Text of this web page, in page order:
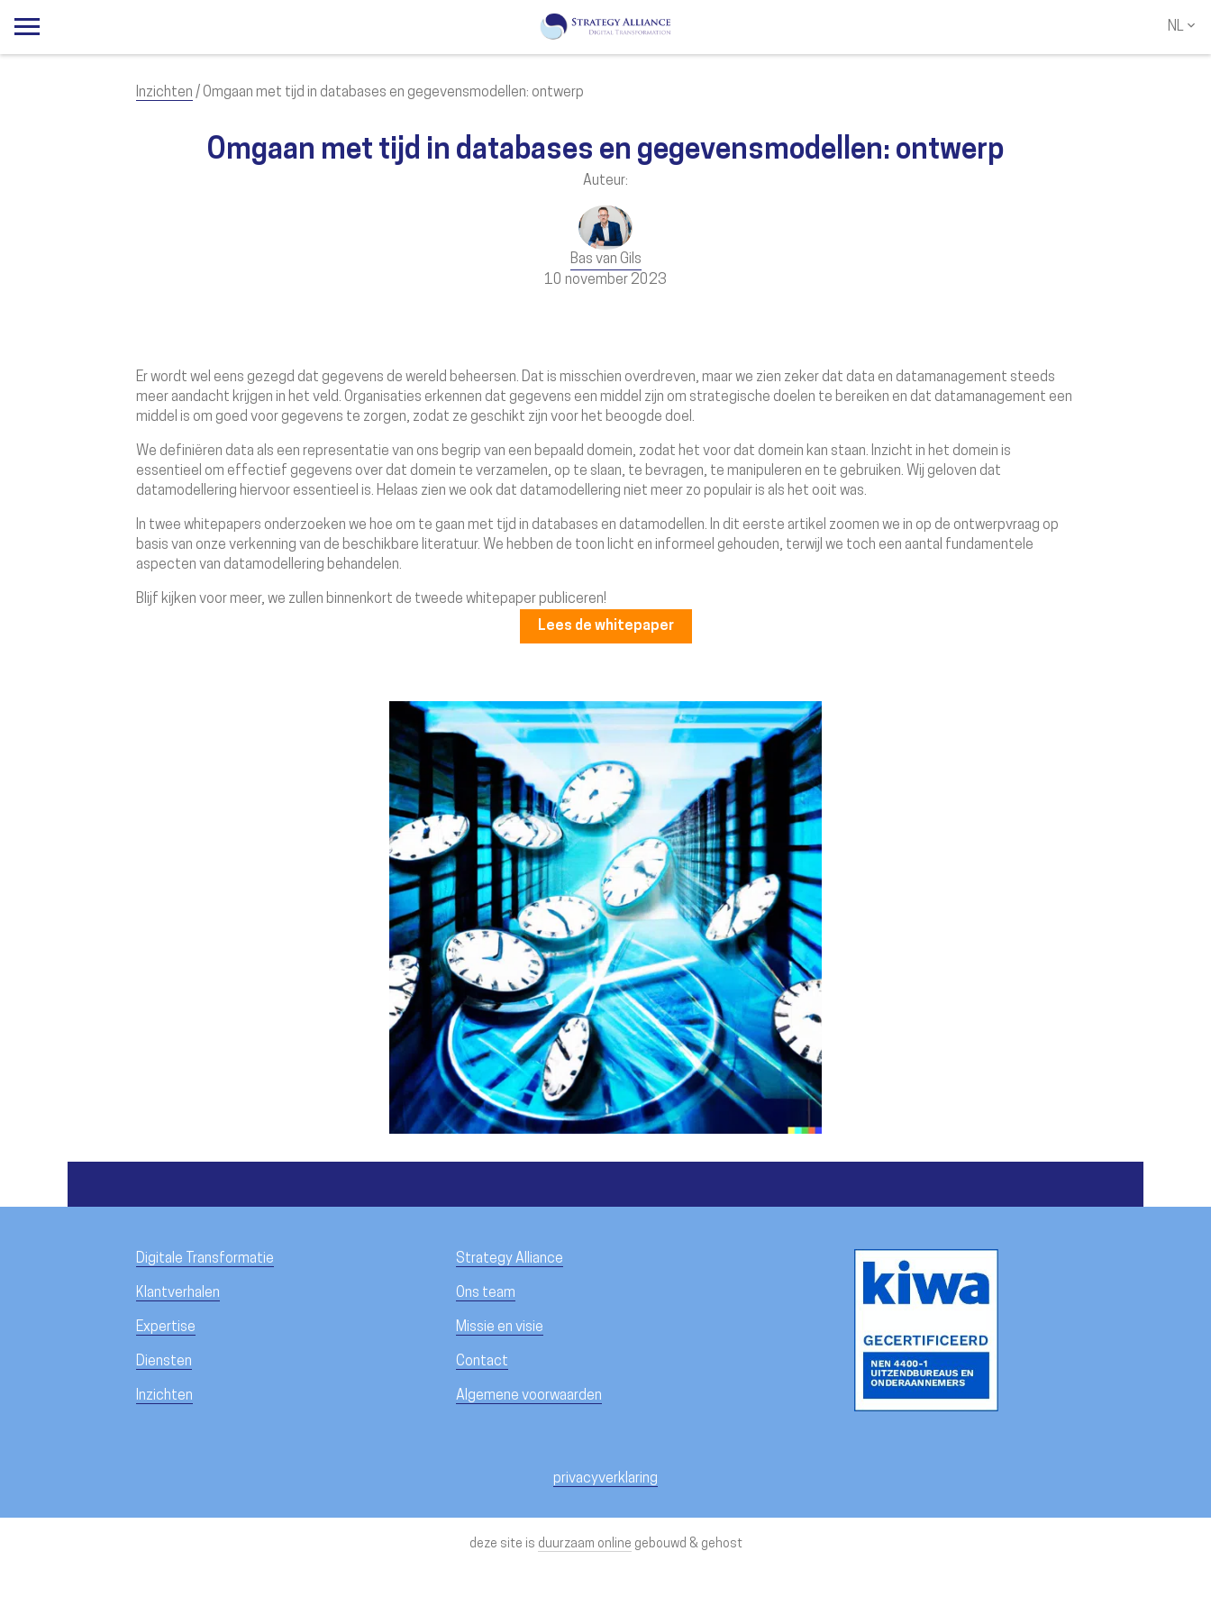
NL
Inzichten / Omgaan met tijd in databases en gegevensmodellen: ontwerp
Omgaan met tijd in databases en gegevensmodellen: ontwerp
Auteur:
Bas van Gils
10 november 2023
Er wordt wel eens gezegd dat gegevens de wereld beheersen. Dat is misschien overdreven, maar we zien zeker dat data en datamanagement steeds
meer aandacht krijgen in het veld. Organisaties erkennen dat gegevens een middel zijn om strategische doelen te bereiken en dat datamanagement een
middel is om goed voor gegevens te zorgen, zodat ze geschikt zijn voor het beoogde doel.
We definiëren data als een representatie van ons begrip van een bepaald domein, zodat het voor dat domein kan staan. Inzicht in het domein is
essentieel om effectief gegevens over dat domein te verzamelen, op te slaan, te bevragen, te manipuleren en te gebruiken. Wij geloven dat
datamodellering hiervoor essentieel is. Helaas zien we ook dat datamodellering niet meer zo populair is als het ooit was.
In twee whitepapers onderzoeken we hoe om te gaan met tijd in databases en datamodellen. In dit eerste artikel zoomen we in op de ontwerpvraag op
basis van onze verkenning van de beschikbare literatuur. We hebben de toon licht en informeel gehouden, terwijl we toch een aantal fundamentele
aspecten van datamodellering behandelen.
Blijf kijken voor meer, we zullen binnenkort de tweede whitepaper publiceren!
Lees de whitepaper
Digitale Transformatie
Klantverhalen
Expertise
Diensten
Inzichten
Strategy Alliance
Ons team
Missie en visie
Contact
Algemene voorwaarden
privacyverklaring
deze site is duurzaam online gebouwd & gehost